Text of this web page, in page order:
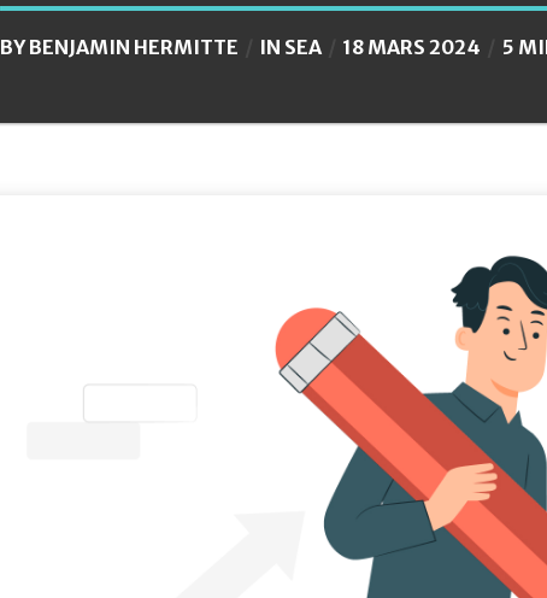
BYBENJAMIN HERMITTE IN SEA 18 MARS 2024 5